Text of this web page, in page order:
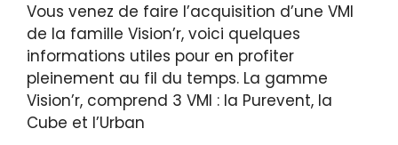
Vous venez de faire l’acquisition d’une VMI
de la famille Vision’r, voici quelques
informations utiles pour en profiter
pleinement au fil du temps. La gamme
Vision’r, comprend 3 VMI : la Purevent, la
Cube et l’Urban